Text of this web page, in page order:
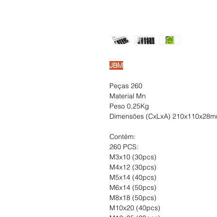
JBM
Peças 260
Material Mn
Peso 0,25Kg
Dimensões (CxLxA)
Contém:
260 PCS:
M3x10 (30pcs)
M4x12 (30pcs)
M5x14 (40pcs)
M6x14 (50pcs)
M8x18 (50pcs)
M10x20 (40pcs)